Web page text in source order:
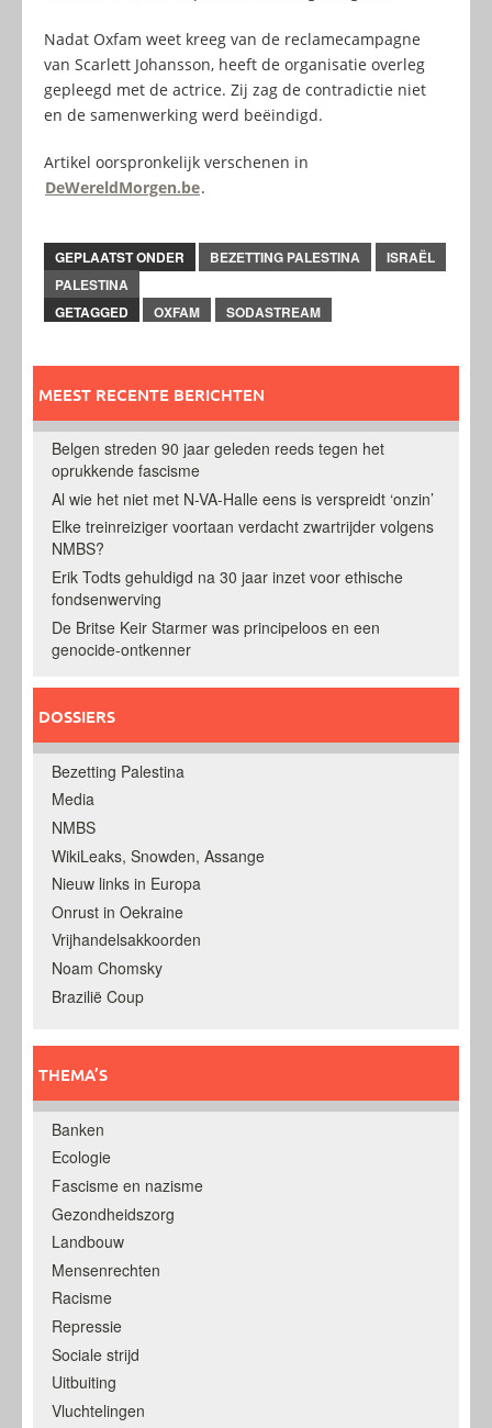
Nadat Oxfam weet kreeg van de reclamecampagne
van Scarlett Johansson, heeft de organisatie overleg
gepleegd met de actrice. Zij zag de contradictie niet
en de samenwerking werd beëindigd.
Artikel oorspronkelijk verschenen in
DeWereldMorgen.be.
GEPLAATST ONDER BEZETTING PALESTINA
ISRAËL
PALESTINA
GETAGGED
OXFAM SODASTREAM
MEEST RECENTE BERICHTEN
Belgen streden 90 jaar geleden reeds tegen het
oprukkende fascisme
Al wie het niet met N-VA-Halle eens is verspreidt ‘onzin’
Elke treinreiziger voortaan verdacht zwartrijder volgens
NMBS?
Erik Todts gehuldigd na 30 jaar inzet voor ethische
fondsenwerving
De Britse Keir Starmer was principeloos en een
genocide-ontkenner
DOSSIERS
Bezetting Palestina
Media
NMBS
WikiLeaks, Snowden, Assange
Nieuw links in Europa
Onrust in Oekraine
Vrijhandelsakkoorden
Noam Chomsky
Brazilië Coup
THEMA’S
Banken
Ecologie
Fascisme en nazisme
Gezondheidszorg
Landbouw
Mensenrechten
Racisme
Repressie
Sociale strijd
Uitbuiting
Vluchtelingen